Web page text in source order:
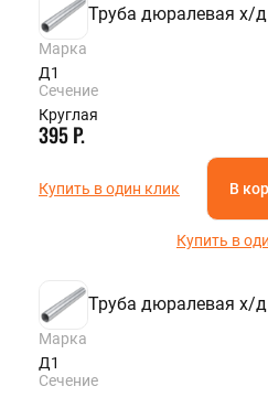
Труба дюралевая х/д
Марка
Д1
Сечение
Круглая
395 Р.
Купить в один клик В
Купить в
Труба дюралевая х/д
Марка
Д1
Сечение